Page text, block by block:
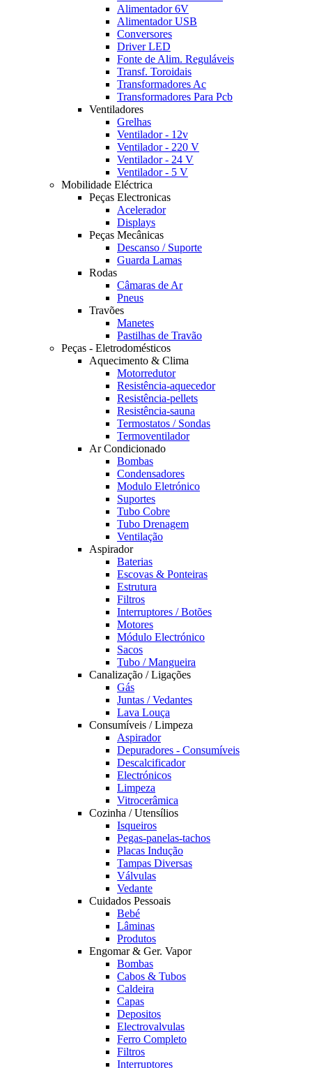
Alimentador 6V
Alimentador USB
Conversores
Driver LED
Fonte de Alim. Reguláveis
Transf. Toroidais
Transformadores Ac
Transformadores Para Pcb
Ventiladores
Grelhas
Ventilador - 12v
Ventilador - 220 V
Ventilador - 24 V
Ventilador - 5 V
Mobilidade Eléctrica
Peças Electronicas
Acelerador
Displays
Peças Mecânicas
Descanso / Suporte
Guarda Lamas
Rodas
Câmaras de Ar
Pneus
Travões
Manetes
Pastilhas de Travão
Peças - Eletrodomésticos
Aquecimento & Clima
Motorredutor
Resistência-aquecedor
Resistência-pellets
Resistência-sauna
Termostatos / Sondas
Termoventilador
Ar Condicionado
Bombas
Condensadores
Modulo Eletrónico
Suportes
Tubo Cobre
Tubo Drenagem
Ventilação
Aspirador
Baterias
Escovas & Ponteiras
Estrutura
Filtros
Interruptores / Botões
Motores
Módulo Electrónico
Sacos
Tubo / Mangueira
Canalização / Ligações
Gás
Juntas / Vedantes
Lava Louça
Consumíveis / Limpeza
Aspirador
Depuradores - Consumíveis
Descalcificador
Electrónicos
Limpeza
Vitrocerâmica
Cozinha / Utensílios
Isqueiros
Pegas-panelas-tachos
Placas Indução
Tampas Diversas
Válvulas
Vedante
Cuidados Pessoais
Bebé
Lâminas
Produtos
Engomar & Ger. Vapor
Bombas
Cabos & Tubos
Caldeira
Capas
Depositos
Electrovalvulas
Ferro Completo
Filtros
Interruptores